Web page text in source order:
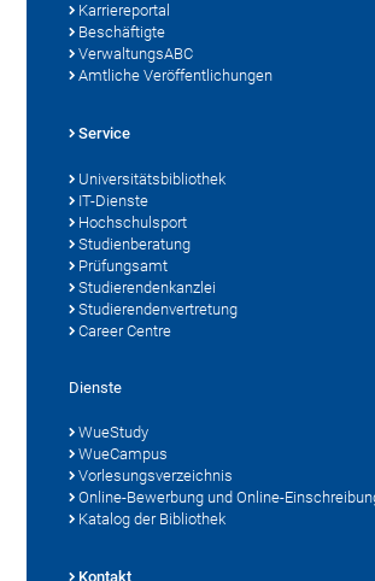
Karriereportal
Beschäftigte
VerwaltungsABC
Amtliche Veröffentlichungen
Service
Universitätsbibliothek
IT-Dienste
Hochschulsport
Studienberatung
Prüfungsamt
Studierendenkanzlei
Studierendenvertretung
Career Centre
Dienste
WueStudy
WueCampus
Vorlesungsverzeichnis
Online-Bewerbung und Online-
Katalog der Bibliothek
Kontakt